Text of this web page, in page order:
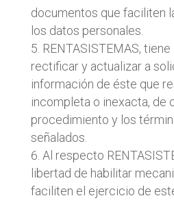
documentos que faciliten
los datos personales.
RENTASISTEMAS,
rectificar y actualizar a
información de éste que
incompleta o inexacta, de
procedimiento y los
señalados.
Al respecto
libertad de habilitar
faciliten el ejercicio de